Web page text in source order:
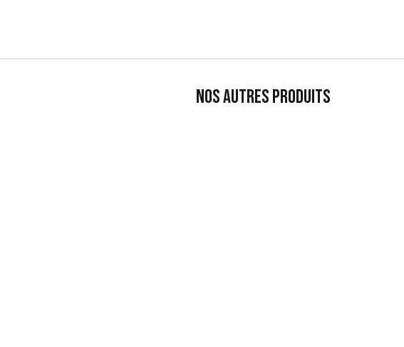
Nos autres produits